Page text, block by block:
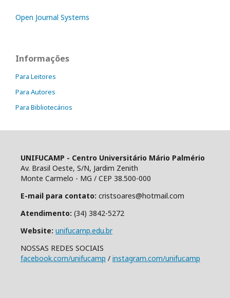
Open Journal Systems
Informações
Para Leitores
Para Autores
Para Bibliotecários
UNIFUCAMP - Centro Universitário Mário Palmério
Av. Brasil Oeste, S/N, Jardim Zenith
Monte Carmelo - MG / CEP 38.500-000
E-mail para contato: cristsoares@hotmail.com
Atendimento: (34) 3842-5272
Website: unifucamp.edu.br
NOSSAS REDES SOCIAIS
facebook.com/unifucamp / instagram.com/unifucamp